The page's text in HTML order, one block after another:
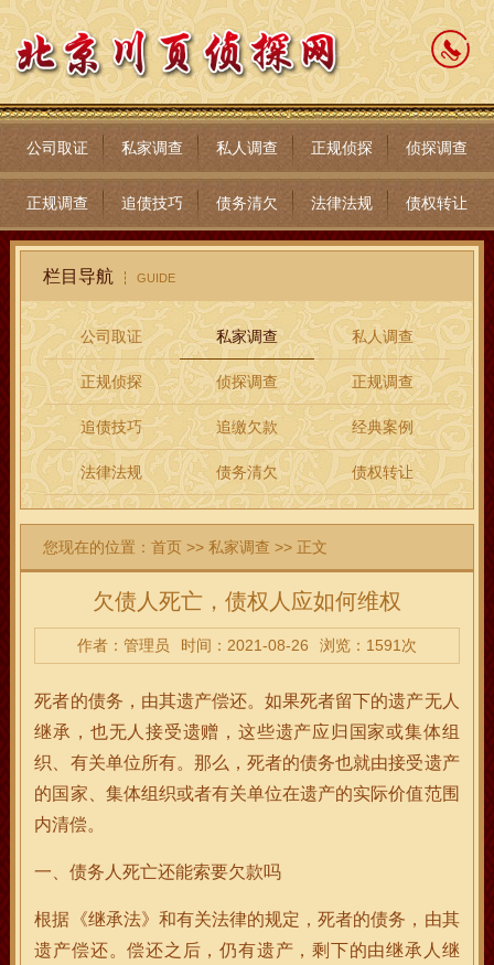
公司取证 私家调查 私人调查 正规侦探 侦探调查
正规调查 追债技巧 债务清欠 法律法规 债权转让
栏目导航 GUIDE
公司取证 私家调查 私人调查
正规侦探 侦探调查 正规调查
追债技巧 追缴欠款 经典案例
法律法规 债务清欠 债权转让
您现在的位置：首页 >>私家调查 >> 正文
欠债人死亡，债权人应如何维权
作者：管理员 时间：2021-08-26 浏览：1591次
死者的债务，由其遗产偿还。如果死者留下的遗产无人
继承，也无人接受遗赠，这些遗产应归国家或集体组
织、有关单位所有。那么，死者的债务也就由接受遗产
的国家、集体组织或者有关单位在遗产的实际价值范围
内清偿。
一、债务人死亡还能索要欠款吗
根据《继承法》和有关法律的规定，死者的债务，由其
遗产偿还。偿还之后，仍有遗产，剩下的由继承人继